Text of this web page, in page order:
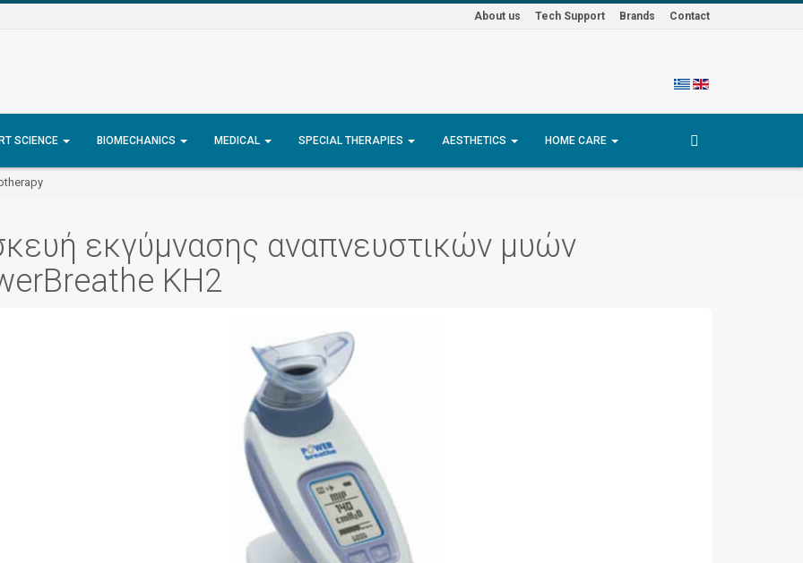
About us Tech Support Brands Contact
SCIENCE BIOMECHANICS MEDICAL SPECIAL THERAPIES AESTHETICS HOME CARE
εκγύμνασης αναπνευστικών μυών
KH2